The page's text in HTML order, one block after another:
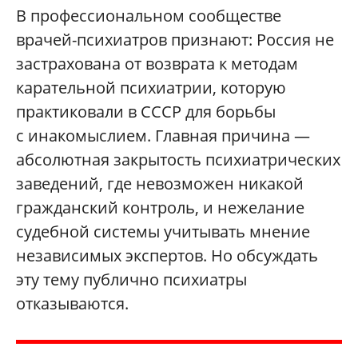
В профессиональном сообществе
врачей-психиатров признают: Россия не
застрахована от возврата к методам
карательной психиатрии, которую
практиковали в СССР для борьбы
с инакомыслием. Главная причина —
абсолютная закрытость психиатрических
заведений, где невозможен никакой
гражданский контроль, и нежелание
судебной системы учитывать мнение
независимых экспертов. Но обсуждать
эту тему публично психиатры
отказываются.